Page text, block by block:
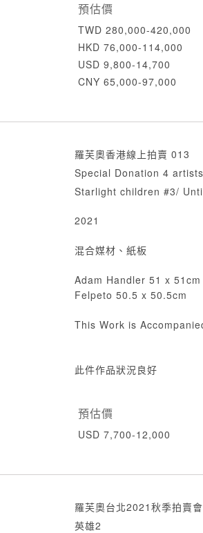
預估價
TWD 280,000-420,000
HKD 76,000-114,000
USD 9,800-14,700
CNY 65,000-97,000
羅芙奧香港線上拍賣 013
Special Donation 4
Starlight children #3/
2021
混合媒材、紙板
Adam Handler 51 x
Felpeto 50.5 x 50.5cm
This Work is
此件作品狀況良好
預估價
USD 7,700-12,000
羅芙奧台北2021秋季拍賣
英雄2